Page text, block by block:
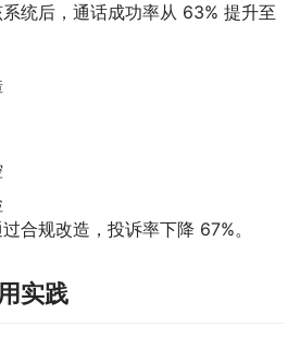
统后，通话成功率从 63% 提升至
合规改造，投诉率下降 67%。
实践